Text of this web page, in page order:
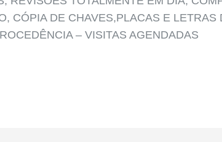
CÓPIA DE CHAVES,PLACAS E LETRAS
– VISITAS AGENDADAS